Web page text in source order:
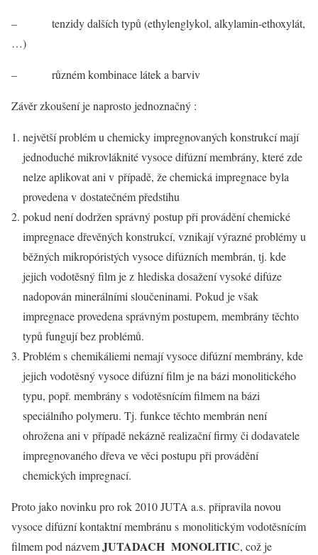
– tenzidy dalších typů (ethylenglykol, alkylamin-ethoxylát,
…)
– různém kombinace látek a barviv
Závěr zkoušení je naprosto jednoznačný :
největší problém u chemicky impregnovaných konstrukcí mají
jednoduché mikrovláknité vysoce difúzní membrány, které zde
nelze aplikovat ani v případě, že chemická impregnace byla
provedena v dostatečném předstihu
pokud není dodržen správný postup při provádění chemické
impregnace dřevěných konstrukcí, vznikají výrazné problémy u
běžných mikropóristých vysoce difúzních membrán, tj. kde
jejich vodotěsný film je z hlediska dosažení vysoké difúze
nadopován minerálními sloučeninami. Pokud je však
impregnace provedena správným postupem, membrány těchto
typů fungují bez problémů.
Problém s chemikáliemi nemají vysoce difúzní membrány, kde
jejich vodotěsný vysoce difúzní film je na bázi monolitického
typu, popř. membrány s vodotěsnícím filmem na bázi
speciálního polymeru. Tj. funkce těchto membrán není
ohrožena ani v případě nekázně realizační firmy či dodavatele
impregnovaného dřeva ve věci postupu při provádění
chemických impregnací.
Proto jako novinku pro rok 2010 JUTA a.s. připravila novou
vysoce difúzní kontaktní membránu s monolitickým vodotěsnícím
filmem pod názvemJUTADACH MONOLITIC, což je